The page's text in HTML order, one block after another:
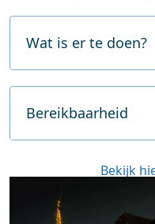
Wat is er te doen?
Kopenhagen
gastronomie. Het is
Naast kraampjes en
vermaak en
attractie op zich met
Bereikbaarheid
compact, waardoor
verplaatsen.
Bekijk